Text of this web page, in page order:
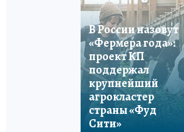
В России назовут
«Фермера года»:
проект КП
поддержал
крупнейший
агрокластер
страны «Фуд
Сити»